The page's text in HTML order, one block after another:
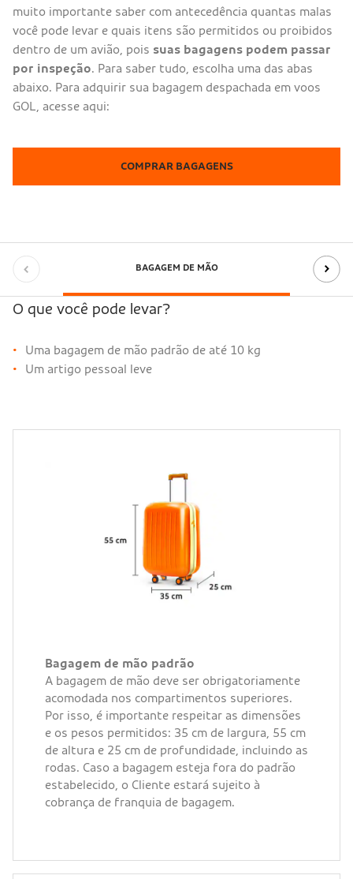
muito importante saber com antecedência quantas malas
você pode levar e quais itens são permitidos ou proibidos
dentro de um avião, pois suas bagagens podem passar
por inspeção. Para saber tudo, escolha uma das abas
abaixo. Para adquirir sua bagagem despachada em voos
GOL, acesse aqui:
COMPRAR BAGAGENS
BAGAGEM DE MÃO
O que você pode levar?
Uma bagagem de mão padrão de até 10 kg
Um artigo pessoal leve
Bagagem de mão padrão
A bagagem de mão deve ser obrigatoriamente
acomodada nos compartimentos superiores.
Por isso, é importante respeitar as dimensões
e os pesos permitidos: 35 cm de largura, 55 cm
de altura e 25 cm de profundidade, incluindo as
rodas. Caso a bagagem esteja fora do padrão
estabelecido, o Cliente estará sujeito à
cobrança de franquia de bagagem.